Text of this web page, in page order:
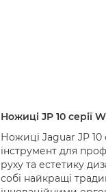
Ножиці JP 10 серії
Ножиці Jaguar JP
інструмент для
руху та естетику
собі найкращі